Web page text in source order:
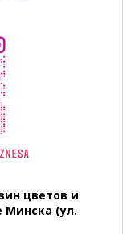
цветов и
Минска (ул.